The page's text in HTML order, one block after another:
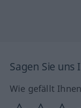
Sagen Sie
Wie gefällt